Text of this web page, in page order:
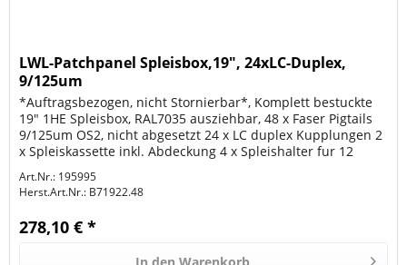
LWL-Patchpanel Spleisbox,19", 24xLC-Duplex,
9/125um
*Auftragsbezogen, nicht Stornierbar*, Komplett bestuckte
19" 1HE Spleisbox, RAL7035 ausziehbar, 48 x Faser Pigtails
9/125um OS2, nicht abgesetzt 24 x LC duplex Kupplungen 2
x Spleiskassette inkl. Abdeckung 4 x Spleishalter fur 12
Art.Nr.: 195995
Herst.Art.Nr.: B71922.48
278,10 € *